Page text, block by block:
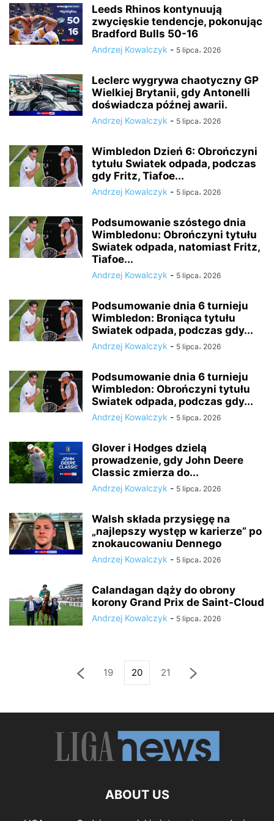
Leeds Rhinos kontynuują
zwycięskie tendencje, pokonując
Bradford Bulls 50-16
Andrzej Kowalczyk - 5 lipca، 2026
Leclerc wygrywa chaotyczny GP
Wielkiej Brytanii, gdy Antonelli
doświadcza późnej awarii.
Andrzej Kowalczyk - 5 lipca، 2026
Wimbledon Dzień 6: Obrończyni
tytułu Swiatek odpada, podczas
gdy Fritz, Tiafoe...
Andrzej Kowalczyk - 5 lipca، 2026
Podsumowanie szóstego dnia
Wimbledonu: Obrończyni tytułu
Swiatek odpada, natomiast Fritz,
Tiafoe...
Andrzej Kowalczyk - 5 lipca، 2026
Podsumowanie dnia 6 turnieju
Wimbledon: Broniąca tytułu
Swiatek odpada, podczas gdy...
Andrzej Kowalczyk - 5 lipca، 2026
Podsumowanie dnia 6 turnieju
Wimbledon: Obrończyni tytułu
Swiatek odpada, podczas gdy...
Andrzej Kowalczyk - 5 lipca، 2026
Glover i Hodges dzielą
prowadzenie, gdy John Deere
Classic zmierza do...
Andrzej Kowalczyk - 5 lipca، 2026
Walsh składa przysięgę na
„najlepszy występ w karierze” po
znokaucowaniu Dennego
Andrzej Kowalczyk - 5 lipca، 2026
Calandagan dąży do obrony
korony Grand Prix de Saint-Cloud
Andrzej Kowalczyk - 5 lipca، 2026
19 20 21
ABOUT US